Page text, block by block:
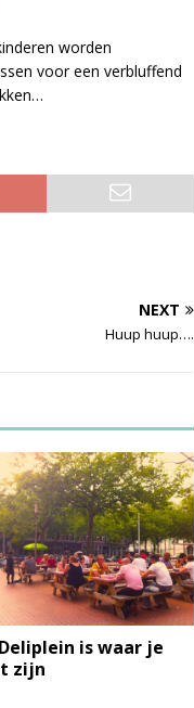
worden
voor een verbluffend
NEXT
Huup huup….
is waar je
zijn